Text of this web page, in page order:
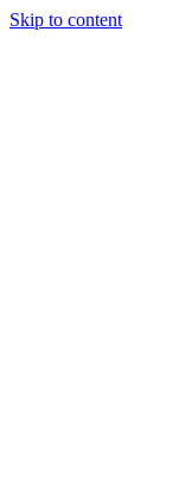
Skip to content